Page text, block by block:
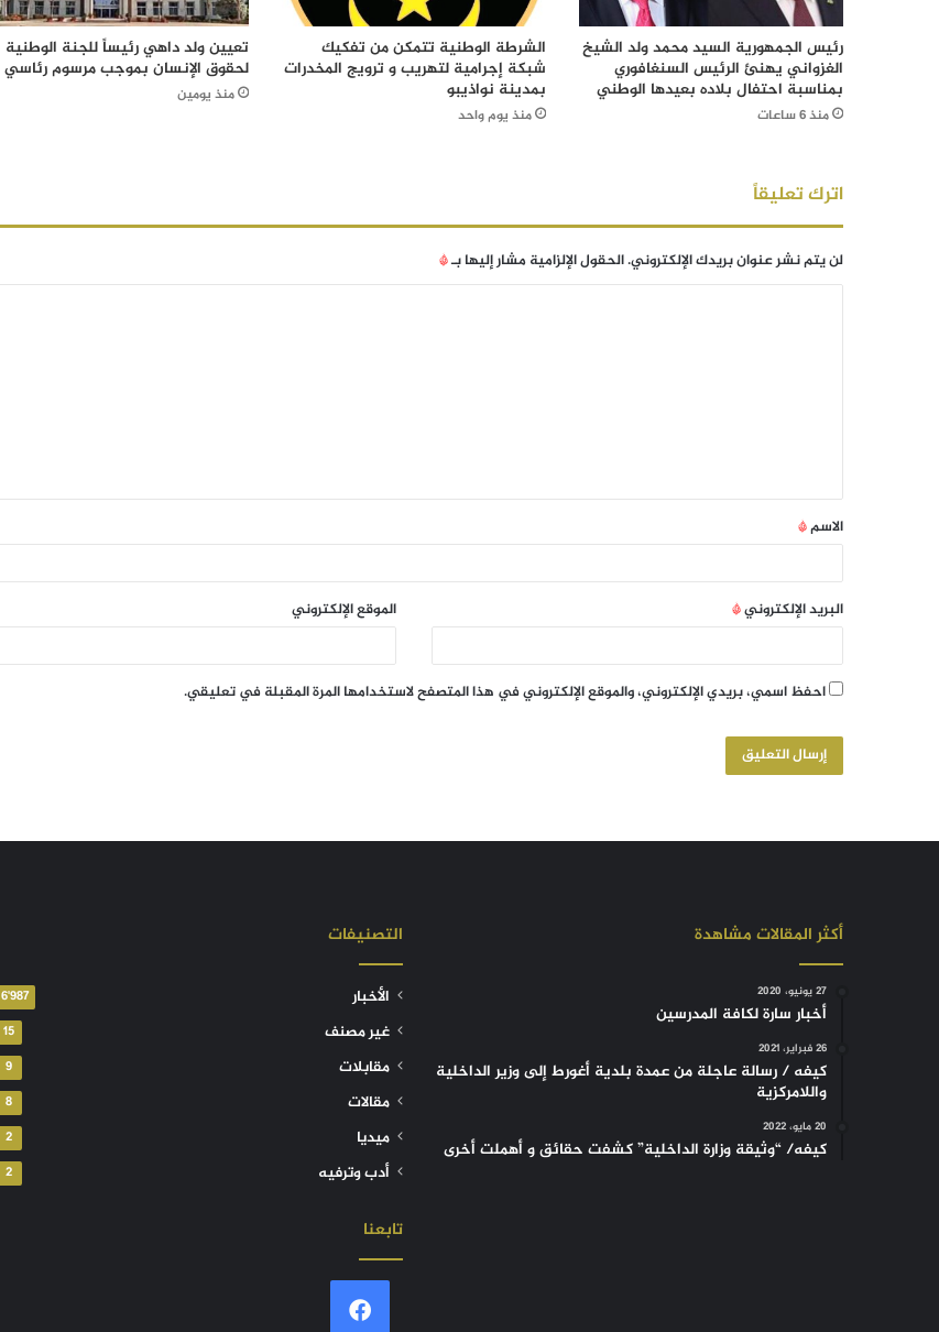
رئيس الجمهورية السيد محمد ولد الشيخ
الغزواني يهنئ الرئيس السنغافوري
بمناسبة احتفال بلاده بعيدها الوطني
منذ 6 ساعات
الشرطة الوطنية تتمكن من تفكيك
شبكة إجرامية لتهريب و ترويج المخدرات
بمدينة نواذيبو
منذ يوم واحد
تعيين ولد داهي رئيساً للجنة الوطنية
لحقوق الإنسان بموجب مرسوم رئاسي
منذ يومين
اترك تعليقاً
لن يتم نشر عنوان بريدك الإلكتروني.الحقول الإلزامية مشار إليها بـ*
الاسم*
البريد الإلكتروني* الموقع الإلكتروني
احفظ اسمي، بريدي الإلكتروني، والموقع الإلكتروني في هذا المتصفح لاستخدامها المرة المقبلة في تعليقي.
أكثر المقالات مشاهدة
27 يونيو، 2020
أخبار سارة لكافة المدرسين
26 فبراير، 2021
كيفه / رسالة عاجلة من عمدة بلدية أغورط إلى وزير الداخلية
واللامركزية
20 مايو، 2022
كيفه/ “وثيقة وزارة الداخلية” كشفت حقائق و أهملت أخرى
التصنيفات
الأخبار 6٬987
غير مصنف 15
مقابلات 9
مقالات 8
ميديا 2
أدب وترفيه 2
تابعنا